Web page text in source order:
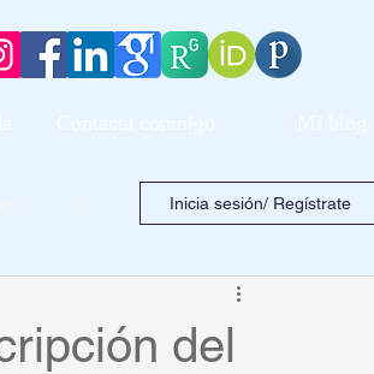
Inicia sesión/ Regístrate
del